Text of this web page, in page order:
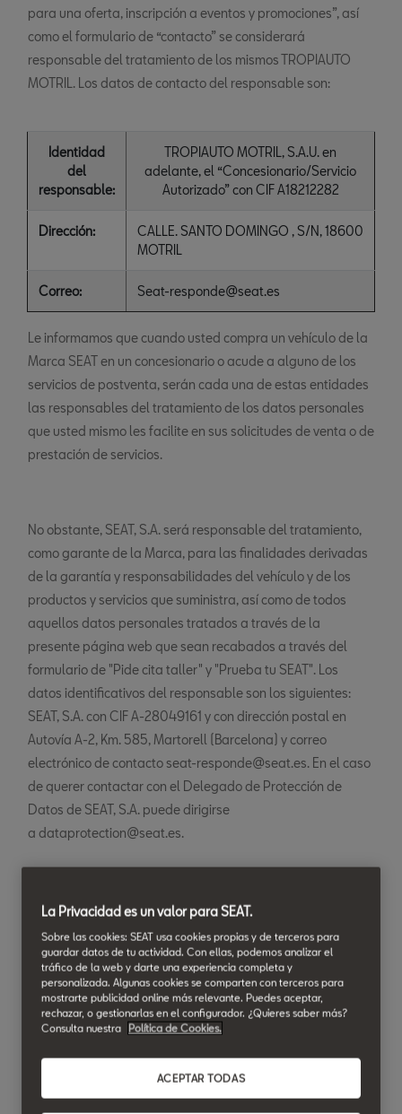
para una oferta, inscripción a eventos y promociones”, así
como el formulario de “contacto” se considerará
responsable del tratamiento de los mismos TROPIAUTO
MOTRIL. Los datos de contacto del responsable son:
Identidad
del
responsable:
TROPIAUTO MOTRIL, S.A.U. en
adelante, el “Concesionario/Servicio
Autorizado” con CIF A18212282
Dirección:
CALLE. SANTO DOMINGO , S/N, 18600
MOTRIL
Correo: Seat-responde@seat.es
Le informamos que cuando usted compra un vehículo de la
Marca SEAT en un concesionario o acude a alguno de los
servicios de postventa, serán cada una de estas entidades
las responsables del tratamiento de los datos personales
que usted mismo les facilite en sus solicitudes de venta o de
prestación de servicios.
No obstante, SEAT, S.A. será responsable del tratamiento,
como garante de la Marca, para las finalidades derivadas
de la garantía y responsabilidades del vehículo y de los
productos y servicios que suministra, así como de todos
aquellos datos personales tratados a través de la
presente página web que sean recabados a través del
formulario de "Pide cita taller" y "Prueba tu SEAT". Los
datos identificativos del responsable son los siguientes:
SEAT, S.A. con CIF A-28049161 y con dirección postal en
Autovía A-2, Km. 585, Martorell (Barcelona) y correo
electrónico de contacto seat-responde@seat.es. En el caso
de querer contactar con el Delegado de Protección de
Datos de SEAT, S.A. puede dirigirse
a dataprotection@seat.es.
sus datos? y ¿cuál es la
legitimación para su
tratamiento?
Finalidades y legitimación de los tratamientos
formularios online de los que es responsable el
Concesionario/Servicio Autorizado:
La Privacidad es un valor para SEAT.
Sobre las cookies: SEAT usa cookies propias y de terceros para
guardar datos de tu actividad. Con ellas, podemos analizar el
tráfico de la web y darte una experiencia completa y
personalizada. Algunas cookies se comparten con terceros para
mostrarte publicidad online más relevante. Puedes aceptar,
rechazar, o gestionarlas en el configurador. ¿Quieres saber más?
Consulta nuestra
Política de Cookies.
ACEPTAR TODAS